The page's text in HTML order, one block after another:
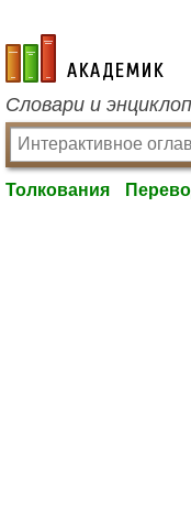
academic.ru
Словари и
Толкования